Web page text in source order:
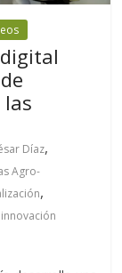
Díaz,
Agro-
,
innovación